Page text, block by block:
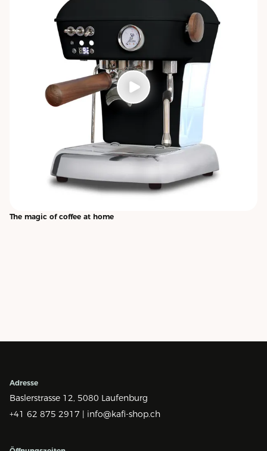
The magic of coffee at home
Adresse
Baslerstrasse 12, 5080 Laufenburg
+41 62 875 2917 | info@kafi-shop.ch